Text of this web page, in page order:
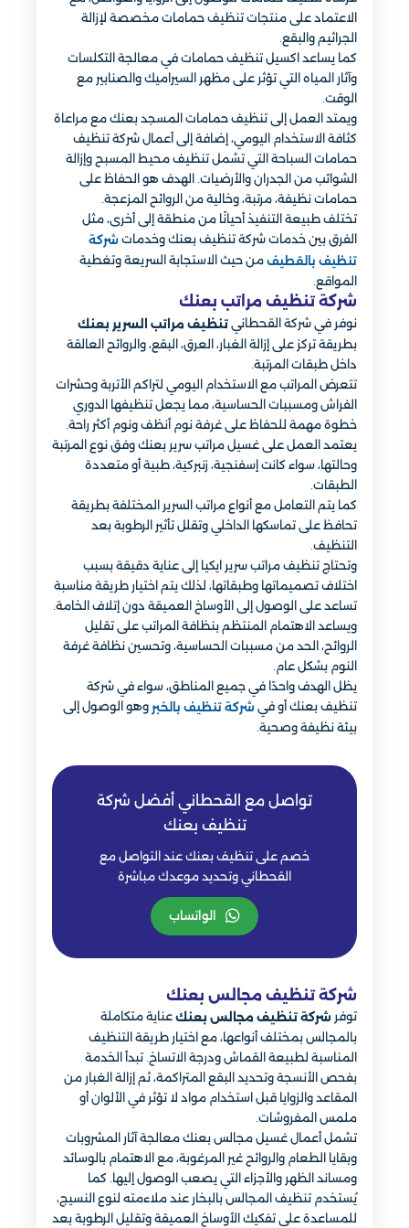
الاعتماد على منتجات تنظيف حمامات مخصصة لإزالة
الجراثيم والبقع.
كما يساعد اكسيل تنظيف حمامات في معالجة التكلسات
وآثار المياه التي تؤثر على مظهر السيراميك والصنابير مع
الوقت.
ويمتد العمل إلى تنظيف حمامات المسجد بعنك مع مراعاة
كثافة الاستخدام اليومي، إضافة إلى أعمال شركة تنظيف
حمامات السباحة التي تشمل تنظيف محيط المسبح وإزالة
الشوائب من الجدران والأرضيات. الهدف هو الحفاظ على
حمامات نظيفة، مرتبة، وخالية من الروائح المزعجة.
تختلف طبيعة التنفيذ أحيانًا من منطقة إلى أخرى، مثل
الفرق بين خدمات شركة تنظيف بعنك وخدمات شركة
تنظيف بالقطيف من حيث الاستجابة السريعة وتغطية
المواقع.
شركة تنظيف مراتب بعنك
نوفر في شركة القحطاني تنظيف مراتب السرير بعنك
بطريقة تركز على إزالة الغبار، العرق، البقع، والروائح العالقة
داخل طبقات المرتبة.
تتعرض المراتب مع الاستخدام اليومي لتراكم الأتربة وحشرات
الفراش ومسببات الحساسية، مما يجعل تنظيفها الدوري
خطوة مهمة للحفاظ على غرفة نوم أنظف ونوم أكثر راحة.
يعتمد العمل على غسيل مراتب سرير بعنك وفق نوع المرتبة
وحالتها، سواء كانت إسفنجية، زنبركية، طبية أو متعددة
الطبقات.
كما يتم التعامل مع أنواع مراتب السرير المختلفة بطريقة
تحافظ على تماسكها الداخلي وتقلل تأثير الرطوبة بعد
التنظيف.
وتحتاج تنظيف مراتب سرير ايكيا إلى عناية دقيقة بسبب
اختلاف تصميماتها وطبقاتها، لذلك يتم اختيار طريقة مناسبة
تساعد على الوصول إلى الأوساخ العميقة دون إتلاف الخامة.
ويساعد الاهتمام المنتظم بنظافة المراتب على تقليل
الروائح، الحد من مسببات الحساسية، وتحسين نظافة غرفة
النوم بشكل عام.
يظل الهدف واحدًا في جميع المناطق، سواء في شركة
تنظيف بعنك أو في شركة تنظيف بالخبر وهو الوصول إلى
بيئة نظيفة وصحية.
تواصل مع القحطاني أفضل شركة
تنظيف بعنك
خصم على تنظيف بعنك عند التواصل مع
القحطاني وتحديد موعدك مباشرة
الواتساب
شركة تنظيف مجالس بعنك
توفر شركة تنظيف مجالس بعنك عناية متكاملة
بالمجالس بمختلف أنواعها، مع اختيار طريقة التنظيف
المناسبة لطبيعة القماش ودرجة الاتساخ. تبدأ الخدمة
بفحص الأنسجة وتحديد البقع المتراكمة، ثم إزالة الغبار من
المقاعد والزوايا قبل استخدام مواد لا تؤثر في الألوان أو
ملمس المفروشات.
تشمل أعمال غسيل مجالس بعنك معالجة آثار المشروبات
وبقايا الطعام والروائح غير المرغوبة، مع الاهتمام بالوسائد
ومساند الظهر والأجزاء التي يصعب الوصول إليها. كما
يُستخدم تنظيف المجالس بالبخار عند ملاءمته لنوع النسيج،
للمساعدة على تفكيك الأوساخ العميقة وتقليل الرطوبة بعد